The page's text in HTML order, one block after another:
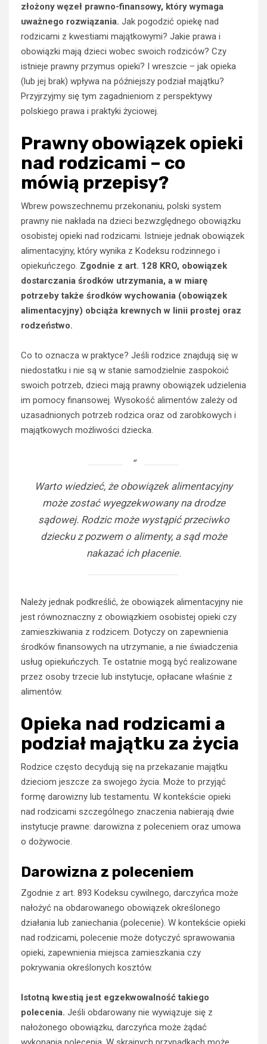
złożony węzeł prawno-finansowy, który wymaga
uważnego rozwiązania. Jak pogodzić opiekę nad
rodzicami z kwestiami majątkowymi? Jakie prawa i
obowiązki mają dzieci wobec swoich rodziców? Czy
istnieje prawny przymus opieki? I wreszcie – jak opieka
(lub jej brak) wpływa na późniejszy podział majątku?
Przyjrzyjmy się tym zagadnieniom z perspektywy
polskiego prawa i praktyki życiowej.
Prawny obowiązek opieki
nad rodzicami – co
mówią przepisy?
Wbrew powszechnemu przekonaniu, polski system
prawny nie nakłada na dzieci bezwzględnego obowiązku
osobistej opieki nad rodzicami. Istnieje jednak obowiązek
alimentacyjny, który wynika z Kodeksu rodzinnego i
opiekuńczego. Zgodnie z art. 128 KRO, obowiązek
dostarczania środków utrzymania, a w miarę
potrzeby także środków wychowania (obowiązek
alimentacyjny) obciąża krewnych w linii prostej oraz
rodzeństwo.
Co to oznacza w praktyce? Jeśli rodzice znajdują się w
niedostatku i nie są w stanie samodzielnie zaspokoić
swoich potrzeb, dzieci mają prawny obowiązek udzielenia
im pomocy finansowej. Wysokość alimentów zależy od
uzasadnionych potrzeb rodzica oraz od zarobkowych i
majątkowych możliwości dziecka.
Warto wiedzieć, że obowiązek alimentacyjny
może zostać wyegzekwowany na drodze
sądowej. Rodzic może wystąpić przeciwko
dziecku z pozwem o alimenty, a sąd może
nakazać ich płacenie.
Należy jednak podkreślić, że obowiązek alimentacyjny nie
jest równoznaczny z obowiązkiem osobistej opieki czy
zamieszkiwania z rodzicem. Dotyczy on zapewnienia
środków finansowych na utrzymanie, a nie świadczenia
usług opiekuńczych. Te ostatnie mogą być realizowane
przez osoby trzecie lub instytucje, opłacane właśnie z
alimentów.
Opieka nad rodzicami a
podział majątku za życia
Rodzice często decydują się na przekazanie majątku
dzieciom jeszcze za swojego życia. Może to przyjąć
formę darowizny lub testamentu. W kontekście opieki
nad rodzicami szczególnego znaczenia nabierają dwie
instytucje prawne: darowizna z poleceniem oraz umowa
o dożywocie.
Darowizna z poleceniem
Zgodnie z art. 893 Kodeksu cywilnego, darczyńca może
nałożyć na obdarowanego obowiązek określonego
działania lub zaniechania (polecenie). W kontekście opieki
nad rodzicami, polecenie może dotyczyć sprawowania
opieki, zapewnienia miejsca zamieszkania czy
pokrywania określonych kosztów.
Istotną kwestią jest egzekwowalność takiego
polecenia. Jeśli obdarowany nie wywiązuje się z
nałożonego obowiązku, darczyńca może żądać